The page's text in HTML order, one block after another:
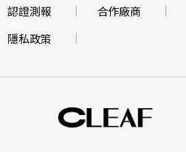
認證測報
合作廠商
隱私政策